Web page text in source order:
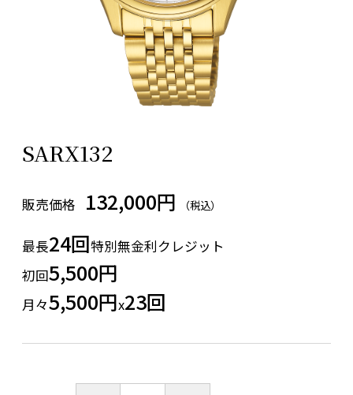
SARX132
販売価格 132,000円 （税込）
最長24回特別無金利クレジット
初回5,500円
月々5,500円x23回